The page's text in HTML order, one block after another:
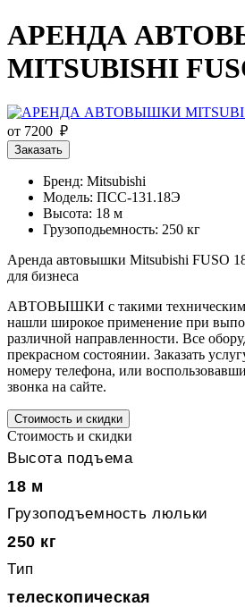
АРЕНДА
MITSUBISHI
от 7200 ₽
Заказать
Бренд: Mitsubishi
Модель: ПСС-131.18Э
Высота: 18 м
Грузоподьемность: 250 кг
Аренда автовышки Mitsubishi FUSO
для бизнеса
АВТОВЫШКИ с такими
нашли широкое применение при
различной направленности. Все
прекрасном состоянии. Заказать
номеру телефона, или
звонка на сайте.
Стоимость и скидки
Стоимость и скидки
Высота подъема
18 м
Грузоподъемность люльки
250 кг
Тип
телескопическая